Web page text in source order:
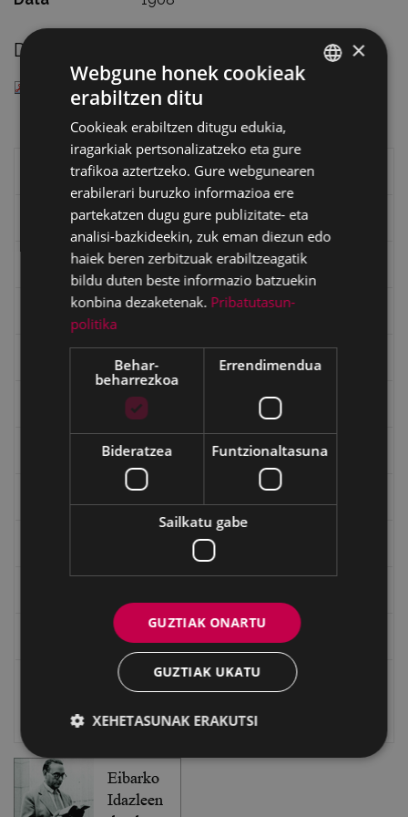
Deskargatu
— PDF document, 478 KB (490418 bytes)
Eibarko liburuak
eta kitto
"Eibar" rebista sarean
Goi Argi aldizkaria
Kultura egitaraua
"Gure Herria" aldizkaria
Eibarko Fonoteka
Eibarko Idazlanen Datu-basea
Bilatzailea
×
Webgune honek cookieak
erabiltzen ditu
Cookieak erabiltzen ditugu edukia,
iragarkiak pertsonalizatzeko eta gure
trafikoa aztertzeko. Gure webgunearen
erabilerari buruzko informazioa ere
partekatzen dugu gure publizitate- eta
analisi-bazkideekin, zuk eman diezun edo
haiek beren zerbitzuak erabiltzeagatik
bildu duten beste informazio batzuekin
konbina dezaketenak. Pribatutasun-
politika
Behar-
beharrezkoa
Errendimendua
Bideratzea Funtzionaltasuna
Sailkatu gabe
GUZTIAK ONARTU
GUZTIAK UKATU
XEHETASUNAK ERAKUTSI